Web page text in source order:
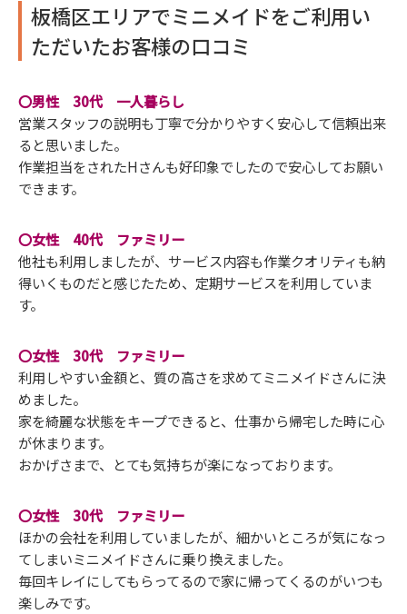
板橋区エリアでミニメイドをご利用い
ただいたお客様の口コミ
〇男性 30代 一人暮らし
営業スタッフの説明も丁寧で分かりやすく安心して信頼出来
ると思いました。
作業担当をされたHさんも好印象でしたので安心してお願い
できます。
〇女性 40代 ファミリー
他社も利用しましたが、サービス内容も作業クオリティも納
得いくものだと感じたため、定期サービスを利用していま
す。
〇女性 30代 ファミリー
利用しやすい金額と、質の高さを求めてミニメイドさんに決
めました。
家を綺麗な状態をキープできると、仕事から帰宅した時に心
が休まります。
おかげさまで、とても気持ちが楽になっております。
〇女性 30代 ファミリー
ほかの会社を利用していましたが、細かいところが気になっ
てしまいミニメイドさんに乗り換えました。
毎回キレイにしてもらってるので家に帰ってくるのがいつも
楽しみです。